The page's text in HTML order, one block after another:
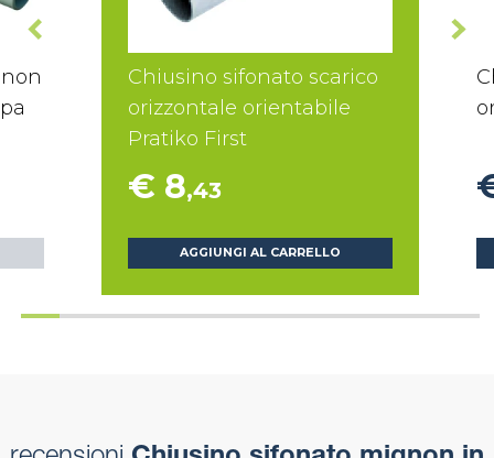
Chiusino sifonato scarico
orizzontale orientabile
Pratiko First
€ 8,43
AGGIUNGI AL CARRELLO